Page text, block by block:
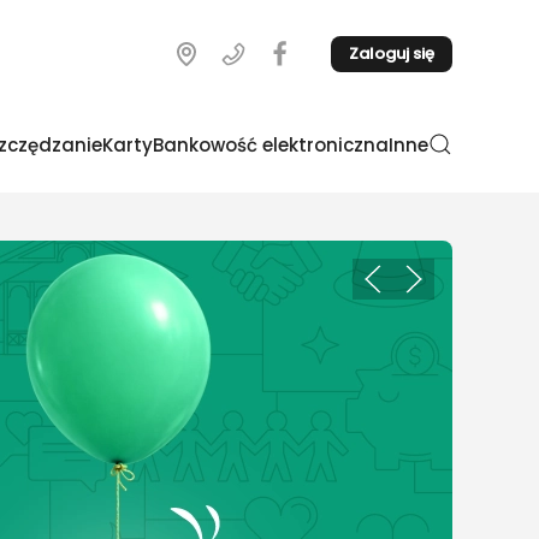
Zaloguj się
KartyBankowość elektronicznaInne